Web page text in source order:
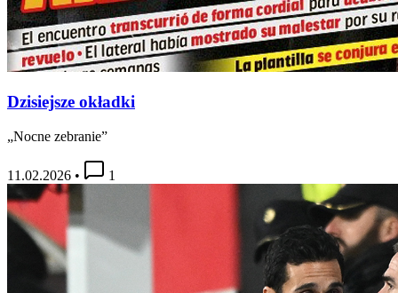
Dzisiejsze okładki
„Nocne zebranie”
11.02.2026 • 1